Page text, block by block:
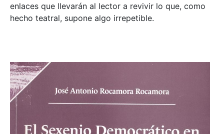
enlaces que llevarán al lector a revivir lo que, como
hecho teatral, supone algo irrepetible.